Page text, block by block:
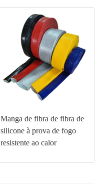
Manga de fibra de fibra de
silicone à prova de fogo
resistente ao calor